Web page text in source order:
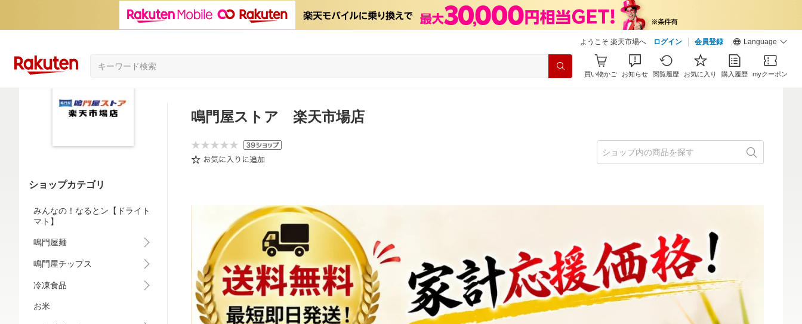
ようこそ 楽天市場へ ログイン 会員登録 Language
買い物かご お知らせ 閲覧履歴 お気に入り 購入履歴 myクーポン
ショップカテゴリ
みんなの！なるとン【ドライト
マト】
鳴門屋麺
鳴門屋チップス
冷凍食品
お米
鳴門屋ストア 楽天市場店